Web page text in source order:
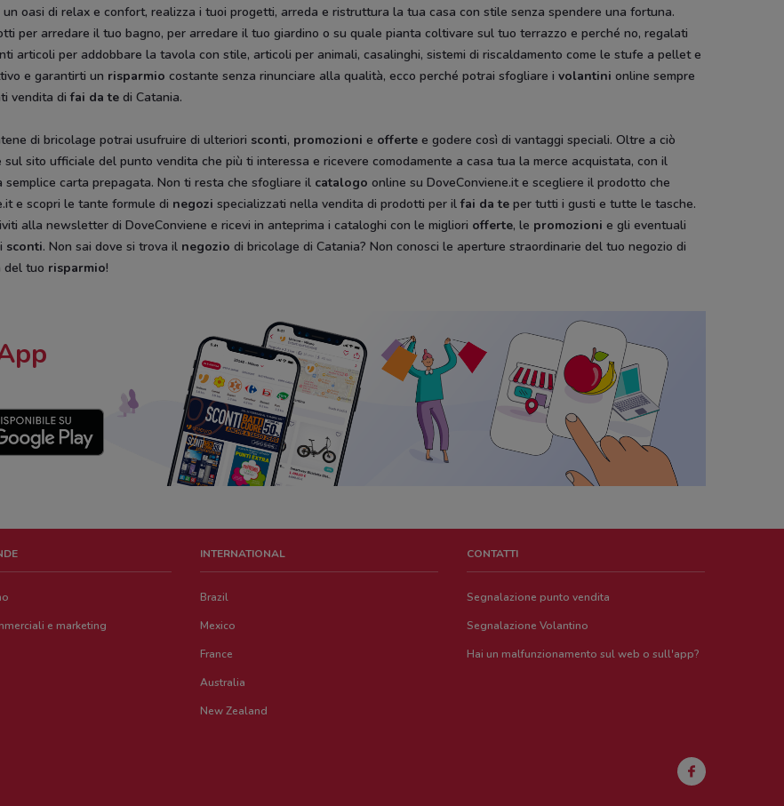
oasi di relax e confort, realizza i tuoi progetti, arreda e ristruttura la tua casa con stile senza spendere una fortuna.
per arredare il tuo bagno, per arredare il tuo giardino o su quale pianta coltivare sul tuo terrazzo e perché no, regalati
articoli per addobbare la tavola con stile, articoli per animali, casalinghi, sistemi di riscaldamento come le stufe a pellet e
e garantirti un risparmio costante senza rinunciare alla qualità, ecco perché potrai sfogliare i volantini online sempre
vendita difai da te di Catania.
di bricolage potrai usufruire di ulteriori sconti, promozioni e offerte e godere così di vantaggi speciali. Oltre a ciò
sito ufficiale del punto vendita che più ti interessa e ricevere comodamente a casa tua la merce acquistata, con il
carta prepagata. Non ti resta che sfogliare il catalogo online su DoveConviene.it e scegliere il prodotto che
e scopri le tante formule di negozi specializzati nella vendita di prodotti per ilfai da te per tutti i gusti e tutte le tasche.
alla newsletter di DoveConviene e ricevi in anteprima i cataloghi con le migliori offerte, le promozioni e gli eventuali
sconti. Non sai dove si trova il negozio di bricolage di Catania? Non conosci le aperture straordinarie del tuo negozio di
del tuo risparmio!
e marketing
INTERNATIONAL
Brazil
Mexico
France
Australia
New Zealand
CONTATTI
Segnalazione punto vendita
Segnalazione Volantino
Hai un malfunzionamento sul web o sull'app?